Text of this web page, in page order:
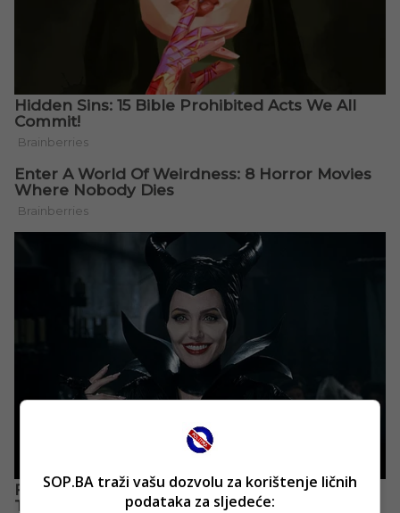
SOP.BA traži vašu dozvolu za korištenje ličnih
podataka za sljedeće: